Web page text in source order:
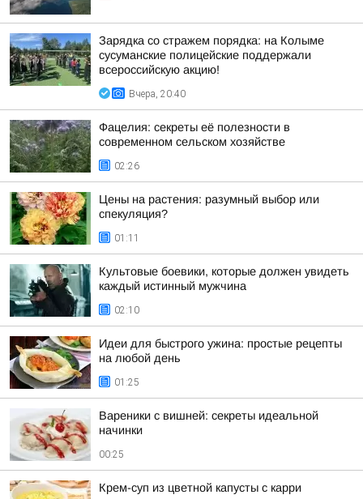
Зарядка со стражем порядка: на Колыме
сусуманские полицейские поддержали
всероссийскую акцию!
Вчера, 20:40
Фацелия: секреты её полезности в
современном сельском хозяйстве
02:26
Цены на растения: разумный выбор или
спекуляция?
01:11
Культовые боевики, которые должен увидеть
каждый истинный мужчина
02:10
Идеи для быстрого ужина: простые рецепты
на любой день
01:25
Вареники с вишней: секреты идеальной
начинки
00:25
Крем-суп из цветной капусты с карри